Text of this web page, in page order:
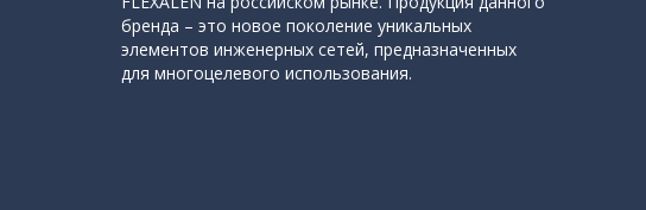
бренда – это новое поколение уникальных
элементов инженерных сетей, предназначенных
для многоцелевого использования.